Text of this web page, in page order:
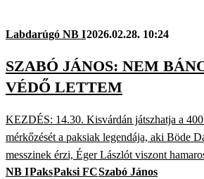
Labdarúgó NB I2026.02.28. 10:24
SZABÓ JÁNOS: NEM
VÉDŐ LETTEM
KEZDÉS: 14.30. Kisvárdán játszhatja a
mérkőzését a paksiak legendája, aki Böde
messzinek érzi, Éger Lászlót viszont
NB IPaksPaksi FCSzabó János